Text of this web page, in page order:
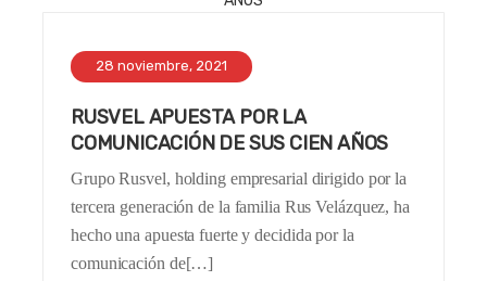
28 noviembre, 2021
RUSVEL APUESTA POR LA
COMUNICACIÓN DE SUS CIEN AÑOS
Grupo Rusvel, holding empresarial dirigido por la
tercera generación de la familia Rus Velázquez, ha
hecho una apuesta fuerte y decidida por la
comunicación de[…]